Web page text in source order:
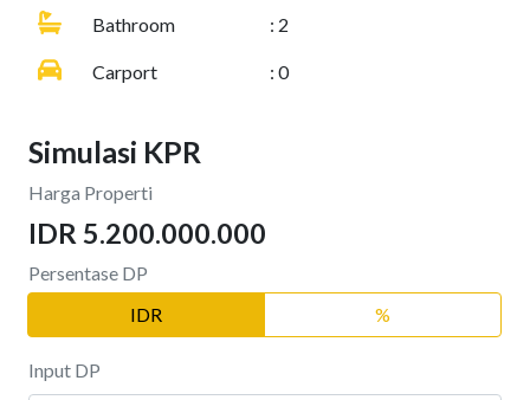
Bathroom : 2
Carport : 0
Simulasi KPR
Harga Properti
IDR 5.200.000.000
Persentase DP
IDR
%
Input DP